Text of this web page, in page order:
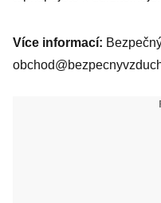
Více informací: